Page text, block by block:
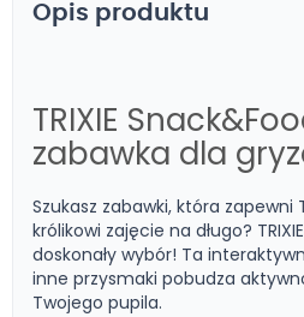
Opis produktu
TRIXIE
zabawka dla
Szukasz zabawki, która
królikowi zajęcie na długo?
doskonały wybór! Ta
inne przysmaki pobudza
Twojego pupila.